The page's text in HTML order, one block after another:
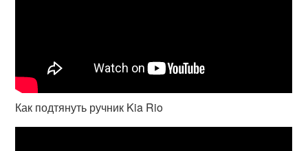
Как подтянуть ручник Kia Rio